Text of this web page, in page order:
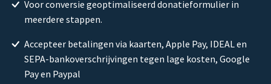
Voor conversie geoptimaliseerd donatieformulier in
meerdere stappen.
Accepteer betalingen via kaarten, Apple Pay, IDEAL en
SEPA-bankoverschrijvingen tegen lage kosten, Google
Pay en Paypal